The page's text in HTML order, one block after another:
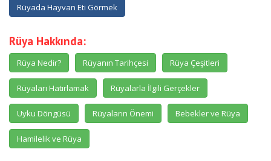
Rüyada Hayvan Eti Görmek
Rüya Hakkında:
Rüya Nedir? Rüyanın Tarihçesi Rüya Çeşitleri
Rüyaları Hatırlamak Rüyalarla İlgili Gerçekler
Uyku Döngüsü Rüyaların Önemi Bebekler ve Rüya
Hamilelik ve Rüya